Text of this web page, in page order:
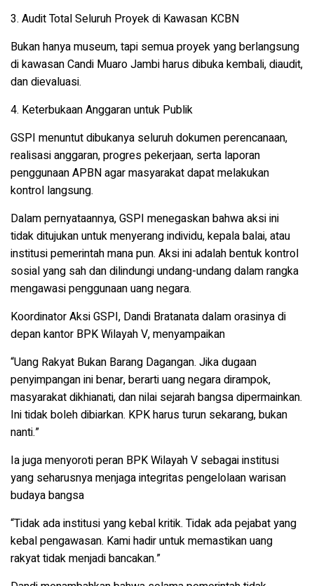
3. Audit Total Seluruh Proyek di Kawasan KCBN
Bukan hanya museum, tapi semua proyek yang berlangsung
di kawasan Candi Muaro Jambi harus dibuka kembali, diaudit,
dan dievaluasi.
4. Keterbukaan Anggaran untuk Publik
GSPI menuntut dibukanya seluruh dokumen perencanaan,
realisasi anggaran, progres pekerjaan, serta laporan
penggunaan APBN agar masyarakat dapat melakukan
kontrol langsung.
Dalam pernyataannya, GSPI menegaskan bahwa aksi ini
tidak ditujukan untuk menyerang individu, kepala balai, atau
institusi pemerintah mana pun. Aksi ini adalah bentuk kontrol
sosial yang sah dan dilindungi undang-undang dalam rangka
mengawasi penggunaan uang negara.
Koordinator Aksi GSPI, Dandi Bratanata dalam orasinya di
depan kantor BPK Wilayah V, menyampaikan
“Uang Rakyat Bukan Barang Dagangan. Jika dugaan
penyimpangan ini benar, berarti uang negara dirampok,
masyarakat dikhianati, dan nilai sejarah bangsa dipermainkan.
Ini tidak boleh dibiarkan. KPK harus turun sekarang, bukan
nanti.”
Ia juga menyoroti peran BPK Wilayah V sebagai institusi
yang seharusnya menjaga integritas pengelolaan warisan
budaya bangsa
“Tidak ada institusi yang kebal kritik. Tidak ada pejabat yang
kebal pengawasan. Kami hadir untuk memastikan uang
rakyat tidak menjadi bancakan.”